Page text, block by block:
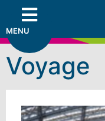
MENU
Voyage